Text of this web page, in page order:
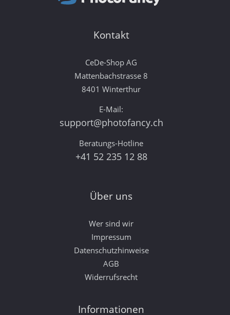
Kontakt
CeDe-Shop AG
Mattenbachstrasse 8
8401 Winterthur
E-Mail:
support@photofancy.ch
Beratungs-Hotline
+41 52 235 12 88
Über uns
Wer sind wir
Impressum
Datenschutzhinweise
AGB
Widerrufsrecht
Informationen